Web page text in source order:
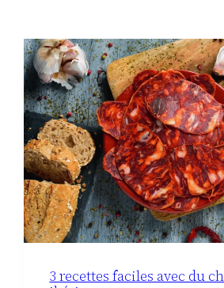
3 recettes faciles avec du